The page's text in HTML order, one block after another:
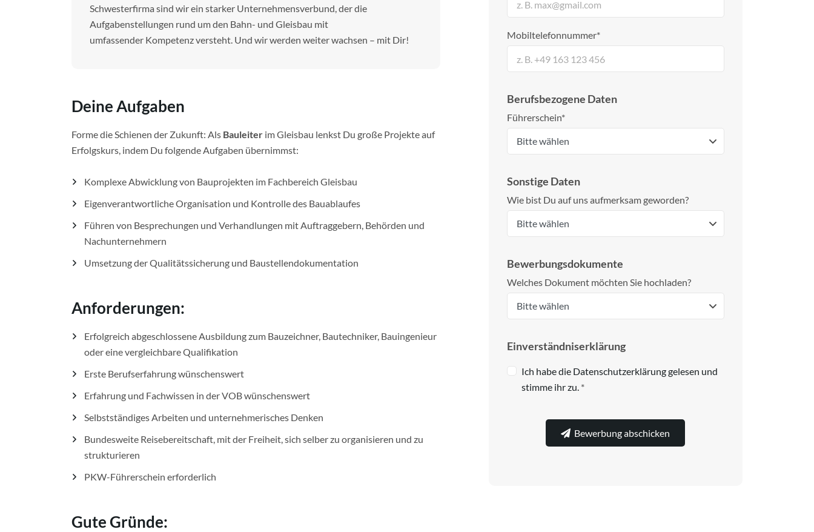
Schwesterfirma sind wir ein starker Unternehmensverbund, der die
Aufgabenstellungen rund um den Bahn- und Gleisbau mit
umfassender Kompetenz versteht. Und wir werden weiter wachsen – mit Dir!
Deine Aufgaben
Forme die Schienen der Zukunft: Als Bauleiter im Gleisbau lenkst Du große Projekte auf
Erfolgskurs, indem Du folgende Aufgaben übernimmst:
Komplexe Abwicklung von Bauprojekten im Fachbereich Gleisbau
Eigenverantwortliche Organisation und Kontrolle des Bauablaufes
Führen von Besprechungen und Verhandlungen mit Auftraggebern, Behörden und
Nachunternehmern
Umsetzung der Qualitätssicherung und Baustellendokumentation
Anforderungen:
Erfolgreich abgeschlossene Ausbildung zum Bauzeichner, Bautechniker, Bauingenieur
oder eine vergleichbare Qualifikation
Erste Berufserfahrung wünschenswert
Erfahrung und Fachwissen in der VOB wünschenswert
Selbstständiges Arbeiten und unternehmerisches Denken
Bundesweite Reisebereitschaft, mit der Freiheit, sich selber zu organisieren und zu
strukturieren
PKW-Führerschein erforderlich
Gute Gründe:
Mobiltelefonnummer*
Berufsbezogene Daten
Führerschein*
Sonstige Daten
Wie bist Du auf uns aufmerksam geworden?
Bewerbungsdokumente
Welches Dokument möchten Sie hochladen?
Einverständniserklärung
Ich habe die Datenschutzerklärung gelesen und
stimme ihr zu.*
Bewerbung abschicken